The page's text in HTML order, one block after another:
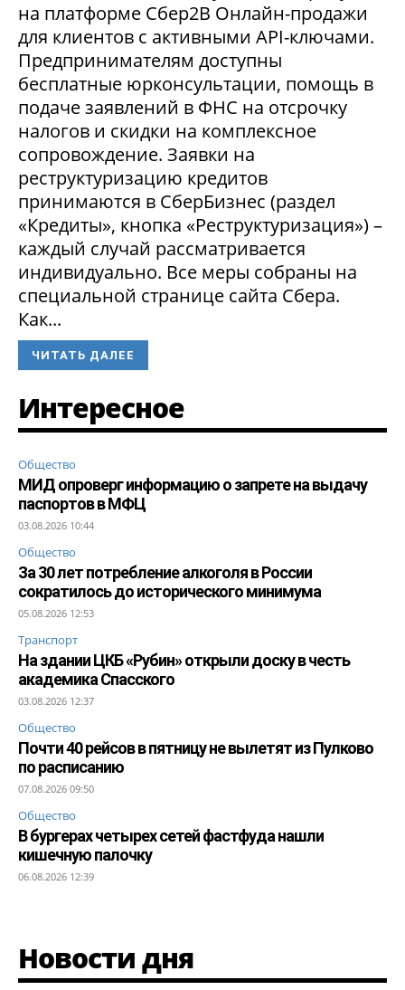
на платформе Сбер2В Онлайн-продажи
для клиентов с активными API-ключами.
Предпринимателям доступны
бесплатные юрконсультации, помощь в
подаче заявлений в ФНС на отсрочку
налогов и скидки на комплексное
сопровождение. Заявки на
реструктуризацию кредитов
принимаются в СберБизнес (раздел
«Кредиты», кнопка «Реструктуризация») –
каждый случай рассматривается
индивидуально. Все меры собраны на
специальной странице сайта Сбера.
Как...
ЧИТАТЬ ДАЛЕЕ
Интересное
Общество
МИД опроверг информацию о запрете на выдачу
паспортов в МФЦ
03.08.2026 10:44
Общество
За 30 лет потребление алкоголя в России
сократилось до исторического минимума
05.08.2026 12:53
Транспорт
На здании ЦКБ «Рубин» открыли доску в честь
академика Спасского
03.08.2026 12:37
Общество
Почти 40 рейсов в пятницу не вылетят из Пулково
по расписанию
07.08.2026 09:50
Общество
В бургерах четырех сетей фастфуда нашли
кишечную палочку
06.08.2026 12:39
Новости дня